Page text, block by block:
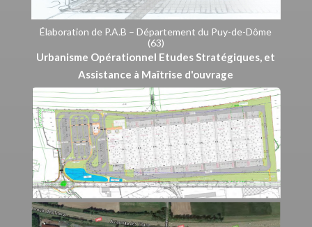
Élaboration de P.A.B – Département du Puy-de-Dôme
(63)
Urbanisme Opérationnel Etudes Stratégiques, et
Assistance à Maîtrise d'ouvrage